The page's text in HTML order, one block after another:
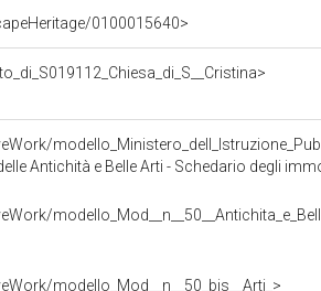
0100015640>
Antichità e Belle Arti - Schedario degli
modello_Mod__n__50_bis__Arti_>